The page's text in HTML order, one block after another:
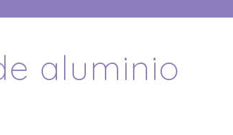
aluminio